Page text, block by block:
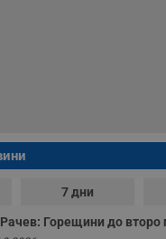
7 дни
Рачев: Горещини до второ